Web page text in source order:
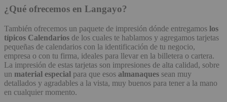
¿Qué ofrecemos en Langayo?
También ofrecemos un paquete de impresión dónde entregamos los
típicos Calendarios de los cuales te hablamos y agregamos tarjetas
pequeñas de calendarios con la identificación de tu negocio,
empresa o con tu firma, ideales para llevar en la billetera o cartera.
La impresión de estas tarjetas son impresiones de alta calidad, sobre
un material especial para que esos almanaques sean muy
detallados y agradables a la vista, muy buenos para tener a la mano
en cualquier momento.